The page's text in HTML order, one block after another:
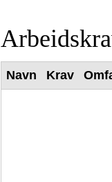
Navn Krav